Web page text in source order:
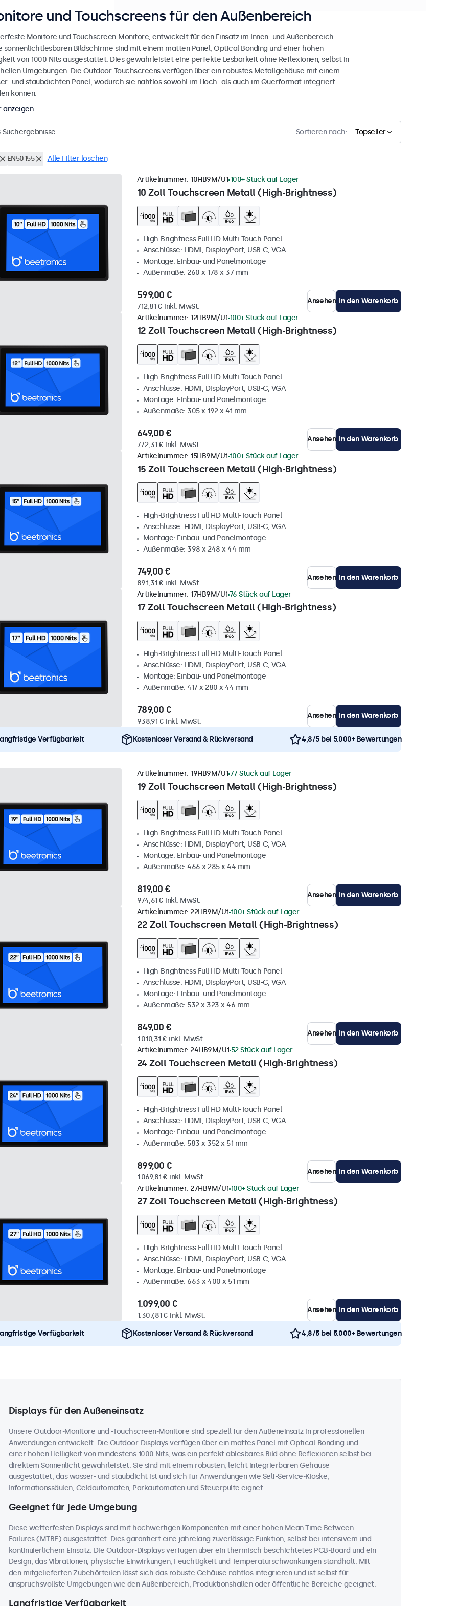
und Touchscreens für den Außenbereich
Monitore und Touchscreen-Monitore, entwickelt für den Einsatz im Innen- und Außenbereich.
sonnenlichtlesbaren Bildschirme sind mit einem matten Panel, Optical Bonding und einer hohen
von 1000 Nits ausgestattet. Dies gewährleistet eine perfekte Lesbarkeit ohne Reflexionen, selbst in
Umgebungen. Die Outdoor-Touchscreens verfügen über ein robustes Metallgehäuse mit einem
und staubdichten Panel, wodurch sie nahtlos sowohl im Hoch- als auch im Querformat integriert
können.
anzeigen
Suchergebnisse Sortieren nach: Topseller
EN50155 Alle Filter löschen
10 Zoll Touchscreen Metall (High-Brightness)
Artikelnummer: 10HB9M/U1 100+ Stück auf Lager
High-Brightness Full HD Multi-Touch Panel
Anschlüsse: HDMI, DisplayPort, USB-C, VGA
Montage: Einbau- und Panelmontage
Außenmaße: 260 x 178 x 37 mm
599,00 €
712,81 € inkl. MwSt.
Ansehen In den Warenkorb
12 Zoll Touchscreen Metall (High-Brightness)
Artikelnummer: 12HB9M/U1 100+ Stück auf Lager
High-Brightness Full HD Multi-Touch Panel
Anschlüsse: HDMI, DisplayPort, USB-C, VGA
Montage: Einbau- und Panelmontage
Außenmaße: 305 x 192 x 41 mm
649,00 €
772,31 € inkl. MwSt.
Ansehen In den Warenkorb
15 Zoll Touchscreen Metall (High-Brightness)
Artikelnummer: 15HB9M/U1 100+ Stück auf Lager
High-Brightness Full HD Multi-Touch Panel
Anschlüsse: HDMI, DisplayPort, USB-C, VGA
Montage: Einbau- und Panelmontage
Außenmaße: 398 x 248 x 44 mm
749,00 €
891,31 € inkl. MwSt.
Ansehen In den Warenkorb
17 Zoll Touchscreen Metall (High-Brightness)
Artikelnummer: 17HB9M/U1 76 Stück auf Lager
High-Brightness Full HD Multi-Touch Panel
Anschlüsse: HDMI, DisplayPort, USB-C, VGA
Montage: Einbau- und Panelmontage
Außenmaße: 417 x 280 x 44 mm
789,00 €
938,91 € inkl. MwSt.
Ansehen In den Warenkorb
Verfügbarkeit Kostenloser Versand & Rückversand 4,8/5 bei 5.000+ Bewertungen
19 Zoll Touchscreen Metall (High-Brightness)
Artikelnummer: 19HB9M/U1 77 Stück auf Lager
High-Brightness Full HD Multi-Touch Panel
Anschlüsse: HDMI, DisplayPort, USB-C, VGA
Montage: Einbau- und Panelmontage
Außenmaße: 466 x 285 x 44 mm
819,00 €
974,61 € inkl. MwSt.
Ansehen In den Warenkorb
22 Zoll Touchscreen Metall (High-Brightness)
Artikelnummer: 22HB9M/U1 100+ Stück auf Lager
High-Brightness Full HD Multi-Touch Panel
Anschlüsse: HDMI, DisplayPort, USB-C, VGA
Montage: Einbau- und Panelmontage
Außenmaße: 532 x 323 x 46 mm
849,00 €
1.010,31 € inkl. MwSt.
Ansehen In den Warenkorb
24 Zoll Touchscreen Metall (High-Brightness)
Artikelnummer: 24HB9M/U1 52 Stück auf Lager
High-Brightness Full HD Multi-Touch Panel
Anschlüsse: HDMI, DisplayPort, USB-C, VGA
Montage: Einbau- und Panelmontage
Außenmaße: 583 x 352 x 51 mm
899,00 €
1.069,81 € inkl. MwSt.
Ansehen In den Warenkorb
27 Zoll Touchscreen Metall (High-Brightness)
Artikelnummer: 27HB9M/U1 100+ Stück auf Lager
High-Brightness Full HD Multi-Touch Panel
Anschlüsse: HDMI, DisplayPort, USB-C, VGA
Montage: Einbau- und Panelmontage
Außenmaße: 663 x 400 x 51 mm
1.099,00 €
1.307,81 € inkl. MwSt.
Ansehen In den Warenkorb
Verfügbarkeit Kostenloser Versand & Rückversand 4,8/5 bei 5.000+ Bewertungen
Displays für den Außeneinsatz
Unsere Outdoor-Monitore und -Touchscreen-Monitore sind speziell für den Außeneinsatz in professionellen
Anwendungen entwickelt. Die Outdoor-Displays verfügen über ein mattes Panel mit Optical-Bonding und
einer hohen Helligkeit von mindestens 1000 Nits, was ein perfekt ablesbares Bild ohne Reflexionen selbst bei
direktem Sonnenlicht gewährleistet. Sie sind mit einem robusten, leicht integrierbaren Gehäuse
ausgestattet, das wasser- und staubdicht ist und sich für Anwendungen wie Self-Service-Kioske,
Informationssäulen, Geldautomaten, Parkautomaten und Steuerpulte eignet.
Geeignet für jede Umgebung
Diese wetterfesten Displays sind mit hochwertigen Komponenten mit einer hohen Mean Time Between
Failures (MTBF) ausgestattet. Dies garantiert eine jahrelang zuverlässige Funktion, selbst bei intensivem und
kontinuierlichem Einsatz. Die Outdoor-Displays verfügen über ein thermisch beschichtetes PCB-Board und ein
Design, das Vibrationen, physische Einwirkungen, Feuchtigkeit und Temperaturschwankungen standhält. Mit
den mitgelieferten Zubehörteilen lässt sich das robuste Gehäuse nahtlos integrieren und ist selbst für
anspruchsvollste Umgebungen wie den Außenbereich, Produktionshallen oder öffentliche Bereiche geeignet.
Langfristige Verfügbarkeit